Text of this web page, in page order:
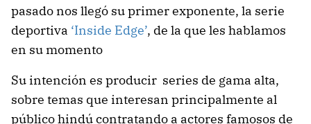
pasado nos llegó su primer exponente, la serie
deportiva ‘Inside Edge’, de la que les hablamos
en su momento
Su intención es producir series de gama alta,
sobre temas que interesan principalmente al
público hindú contratando a actores famosos de